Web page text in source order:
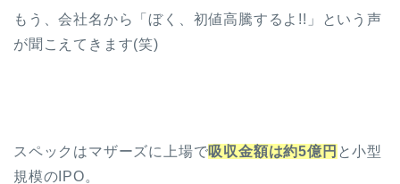
もう、会社名から「ぼく、初値高騰するよ!!」という声
が聞こえてきます(笑)
スペックはマザーズに上場で吸収金額は約5億円 と小型
規模のIPO。